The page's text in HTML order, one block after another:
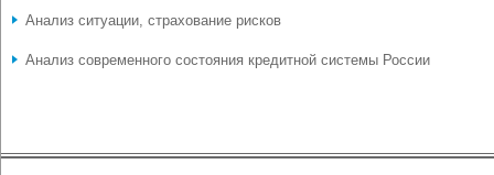
Анализ ситуации, страхование рисков
Анализ современного состояния кредитной системы России